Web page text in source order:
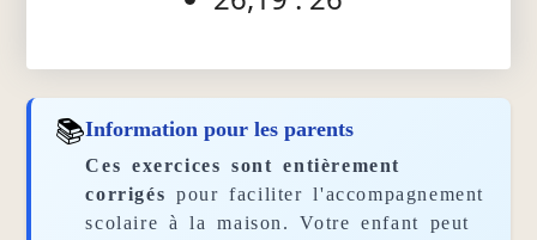
📚Information pour les parents
Ces exercices sont entièrement
corrigés pour faciliter l'accompagnement
scolaire à la maison. Votre enfant peut